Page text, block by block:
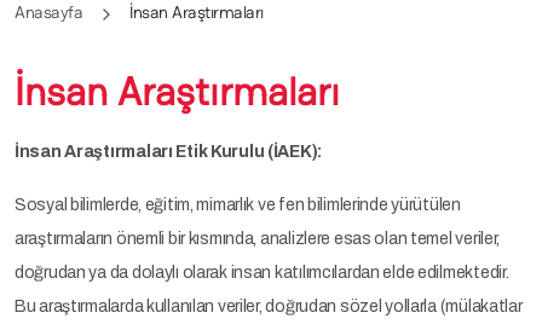
Anasayfa İnsan Araştırmaları
İnsan Araştırmaları
İnsan Araştırmaları Etik Kurulu (İAEK):
Sosyal bilimlerde, eğitim, mimarlık ve fen bilimlerinde yürütülen
araştırmaların önemli bir kısmında, analizlere esas olan temel veriler,
doğrudan ya da dolaylı olarak insan katılımcılardan elde edilmektedir.
Bu araştırmalarda kullanılan veriler, doğrudan sözel yollarla (mülakatlar